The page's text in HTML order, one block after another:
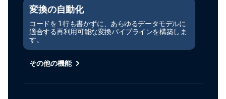
変換の自動化
コードを 1 行も書かずに、あらゆるデータモデルに
適合する再利用可能な変換パイプラインを構築しま
す。
その他の機能